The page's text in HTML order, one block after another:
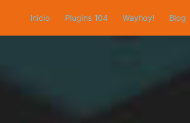
Inicio Plugins 104 Wayhoy! Blog